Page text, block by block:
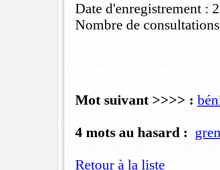
Date d'enregistrement :
Nombre de
Mot suivant >>>> :
4 mots au hasard :
Retour à la liste